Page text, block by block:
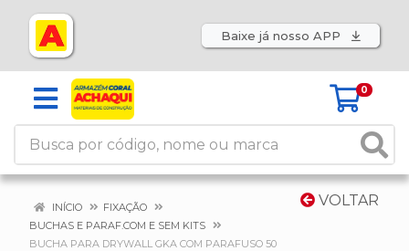
Baixe já nosso APP
0
VOLTAR
INÍCIO
FIXAÇÃO
BUCHAS E PARAF.COM E SEM KITS
BUCHA PARA DRYWALL GKA COM PARAFUSO 50